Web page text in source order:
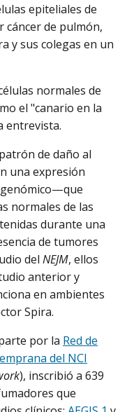
epiteliales de
cáncer de pulmón,
y sus colegas en un
normales de
el "canario en la
entrevista.
de daño al
una expresión
normales de las
durante una
de tumores
del NEJM, ellos
anterior y
en ambientes
Spira.
por la Red de
del NCI
), inscribió a 639
que